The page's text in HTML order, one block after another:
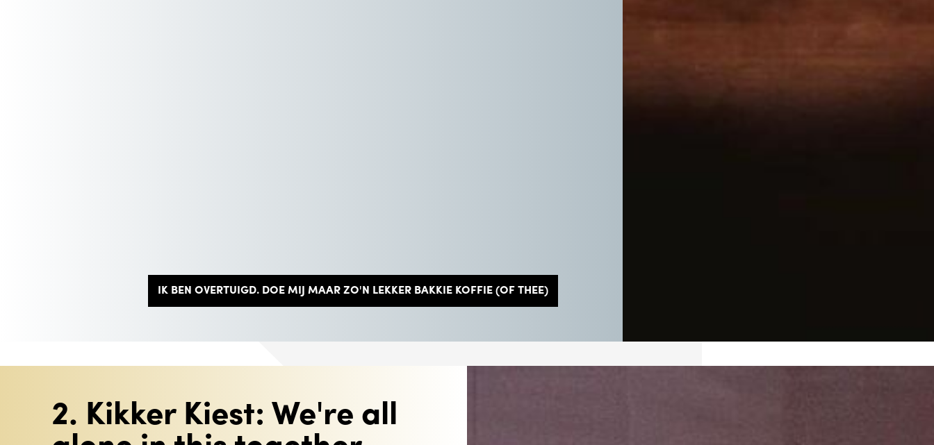
IK BEN OVERTUIGD. DOE MIJ MAAR ZO'N LEKKER BAKKIE KOFFIE (OF THEE)
2. Kikker Kiest: We're all